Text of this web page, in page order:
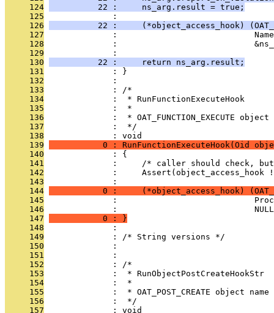
     124
          22 :     ns_arg.result = true;
     125
              :
     126
22 :     (*object_access_hook)
     127
:
     128
:
     129
              :
     130
          22 :     return ns_arg.result;
     131
              : }
     132
              :
     133
              : /*
     134
              :  * RunFunctionExecuteHook
     135
              :  *
     136
:  * OAT_FUNCTION_EXECUTE
     137
              :  */
     138
              : void
     139
0 : RunFunctionExecuteHook(Oid
     140
              : {
     141
:     /* caller should check,
     142
:     Assert(object_access_hook
     143
              :
     144
0 :     (*object_access_hook)
     145
:
     146
:
     147
           0 : }
     148
              :
     149
              : /* String versions */
     150
              :
     151
              :
     152
              : /*
     153
              :  * RunObjectPostCreateHookStr
     154
              :  *
     155
:  * OAT_POST_CREATE object name
     156
              :  */
     157
              : void